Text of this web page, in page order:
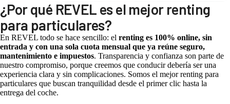
¿Por qué REVEL es el mejor renting
para particulares?
En REVEL todo se hace sencillo: el renting es 100% online, sin
entrada y con una sola cuota mensual que ya reúne seguro,
mantenimiento e impuestos. Transparencia y confianza son parte de
nuestro compromiso, porque creemos que conducir debería ser una
experiencia clara y sin complicaciones. Somos el mejor renting para
particulares que buscan tranquilidad desde el primer clic hasta la
entrega del coche.